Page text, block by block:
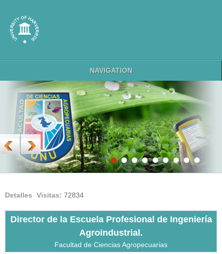
NAVIGATION
Detalles Visitas: 72834
Director de la Escuela Profesional de Ingeniería
Agroindustrial.
Facultad de Ciencias Agropecuarias